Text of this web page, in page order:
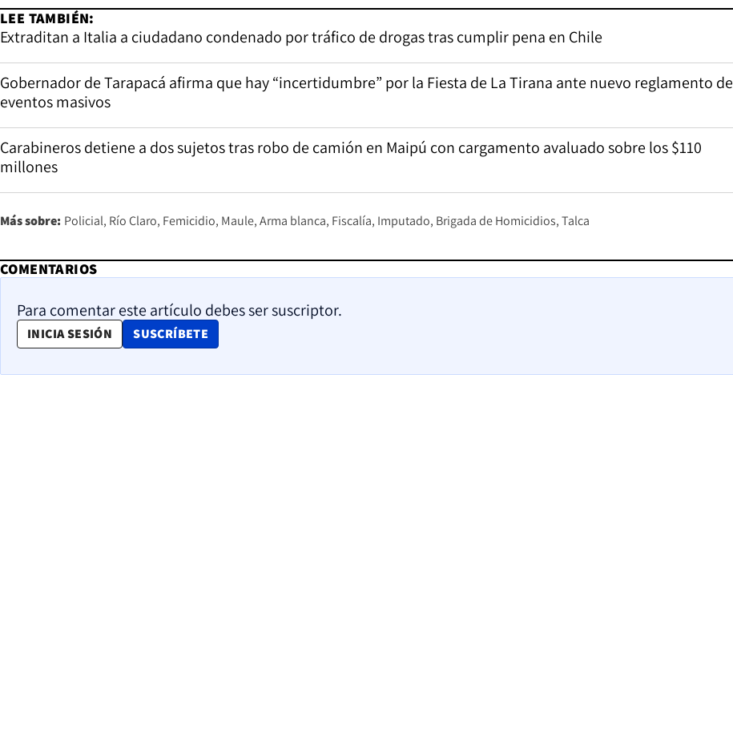
LEE TAMBIÉN:
Extraditan a Italia a ciudadano condenado por tráfico de drogas tras cumplir pena en Chile
Gobernador de Tarapacá afirma que hay “incertidumbre” por la Fiesta de La Tirana ante nuevo reglamento de
eventos masivos
Carabineros detiene a dos sujetos tras robo de camión en Maipú con cargamento avaluado sobre los $110
millones
Más sobre: Policial Río Claro Femicidio Maule Arma blanca Fiscalía Imputado Brigada de Homicidios Talca
COMENTARIOS
Para comentar este artículo debes ser suscriptor.
INICIA SESIÓN SUSCRÍBETE
OPENS IN NEW WINDOW